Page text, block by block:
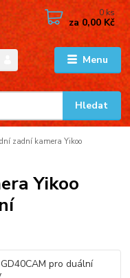
Menu
Hledat
0ks
za0,00 Kč
zadní kamera Yikoo
Yikoo